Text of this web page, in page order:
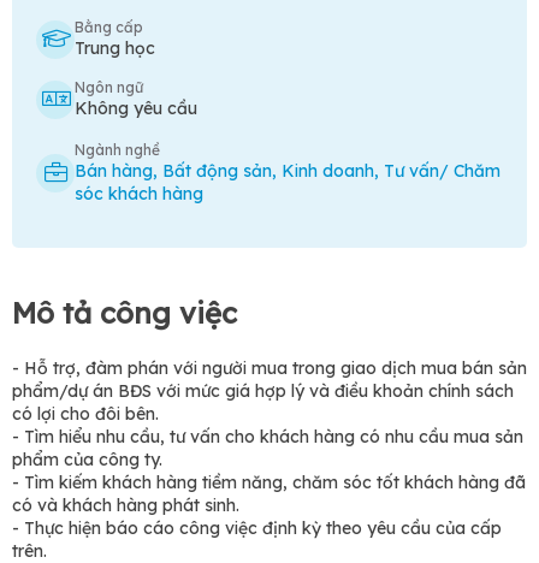
Bằng cấp
Trung học
Ngôn ngữ
Không yêu cầu
Ngành nghề
Bán hàng, Bất động sản, Kinh doanh, Tư vấn/ Chăm
sóc khách hàng
Mô tả công việc
- Hỗ trợ, đàm phán với người mua trong giao dịch mua bán sản
phẩm/dự án BĐS với mức giá hợp lý và điều khoản chính sách
có lợi cho đôi bên.
- Tìm hiểu nhu cầu, tư vấn cho khách hàng có nhu cầu mua sản
phẩm của công ty.
- Tìm kiếm khách hàng tiềm năng, chăm sóc tốt khách hàng đã
có và khách hàng phát sinh.
- Thực hiện báo cáo công việc định kỳ theo yêu cầu của cấp
trên.